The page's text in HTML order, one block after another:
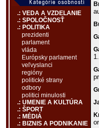
.: VEDA A VZDELANIE
.: SPOLOČNOSŤ
.: POLITIKA
prezidenti
parlament
vláda
Európsky parlament
veľvyslanci
regióny
politické strany
odbory
politici minulosti
.: UMENIE A KULTÚRA
.: ŠPORT
.: MÉDIÁ
.: BIZNIS A PODNIKANIE